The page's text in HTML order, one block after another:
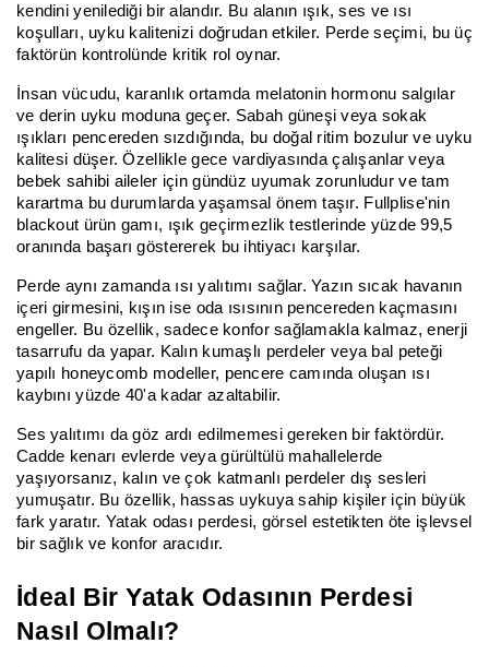
kendini yenilediği bir alandır. Bu alanın ışık, ses ve ısı
koşulları, uyku kalitenizi doğrudan etkiler. Perde seçimi, bu üç
faktörün kontrolünde kritik rol oynar.
İnsan vücudu, karanlık ortamda melatonin hormonu salgılar
ve derin uyku moduna geçer. Sabah güneşi veya sokak
ışıkları pencereden sızdığında, bu doğal ritim bozulur ve uyku
kalitesi düşer. Özellikle gece vardiyasında çalışanlar veya
bebek sahibi aileler için gündüz uyumak zorunludur ve tam
karartma bu durumlarda yaşamsal önem taşır. Fullplise'nin
blackout ürün gamı, ışık geçirmezlik testlerinde yüzde 99,5
oranında başarı göstererek bu ihtiyacı karşılar.
Perde aynı zamanda ısı yalıtımı sağlar. Yazın sıcak havanın
içeri girmesini, kışın ise oda ısısının pencereden kaçmasını
engeller. Bu özellik, sadece konfor sağlamakla kalmaz, enerji
tasarrufu da yapar. Kalın kumaşlı perdeler veya bal peteği
yapılı honeycomb modeller, pencere camında oluşan ısı
kaybını yüzde 40'a kadar azaltabilir.
Ses yalıtımı da göz ardı edilmemesi gereken bir faktördür.
Cadde kenarı evlerde veya gürültülü mahallelerde
yaşıyorsanız, kalın ve çok katmanlı perdeler dış sesleri
yumuşatır. Bu özellik, hassas uykuya sahip kişiler için büyük
fark yaratır. Yatak odası perdesi, görsel estetikten öte işlevsel
bir sağlık ve konfor aracıdır.
İdeal Bir Yatak Odasının Perdesi
Nasıl Olmalı?